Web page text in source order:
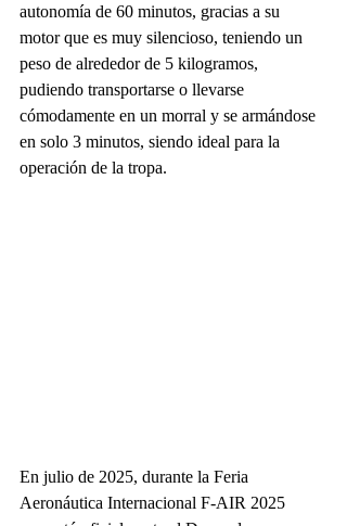
autonomía de 60 minutos, gracias a su
motor que es muy silencioso, teniendo un
peso de alrededor de 5 kilogramos,
pudiendo transportarse o llevarse
cómodamente en un morral y se armándose
en solo 3 minutos, siendo ideal para la
operación de la tropa.
En julio de 2025, durante la Feria
Aeronáutica Internacional F-AIR 2025